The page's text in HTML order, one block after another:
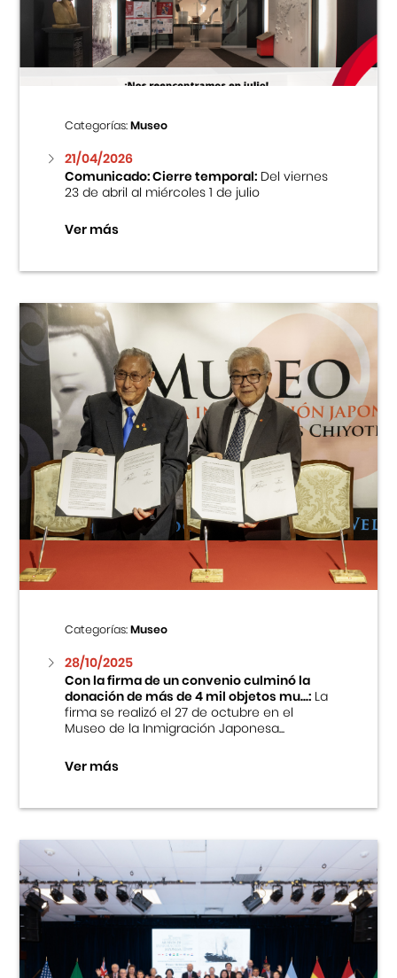
Centro Cultural Peruano Japonés
Museo de la Inmigración Japonesa
Fondo Editorial
Teatro Peruano Japonés
Categorías:Museo
21/04/2026
Comunicado: Cierre temporal:Del viernes
23 de abril al miércoles 1 de julio
Ver más
Categorías:Museo
28/10/2025
Con la firma de un convenio culminó la
donación de más de 4 mil objetos mu...:La
firma se realizó el 27 de octubre en el
Museo de la Inmigración Japonesa...
Ver más